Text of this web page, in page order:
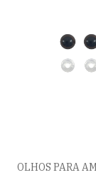
OLHOS PARA